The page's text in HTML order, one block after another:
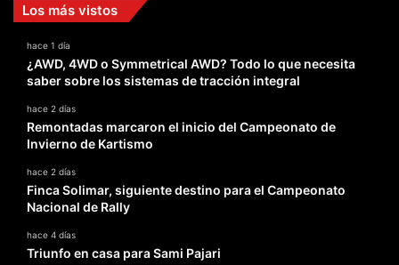
Los más vistos
hace 1 día
¿AWD, 4WD o Symmetrical AWD? Todo lo que necesita
saber sobre los sistemas de tracción integral
hace 2 días
Remontadas marcaron el inicio del Campeonato de
Invierno de Kartismo
hace 2 días
Finca Solimar, siguiente destino para el Campeonato
Nacional de Rally
hace 4 días
Triunfo en casa para Sami Pajari